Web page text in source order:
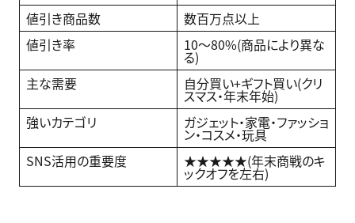
値引き商品数
数百万点以上
値引き率
10〜80%(商品により異な
る)
主な需要
自分買い+ギフト買い(クリ
スマス・年末年始)
強いカテゴリ
ガジェット・家電・ファッショ
ン・コスメ・玩具
SNS活用の重要度
★★★★★(年末商戦のキ
ックオフを左右)